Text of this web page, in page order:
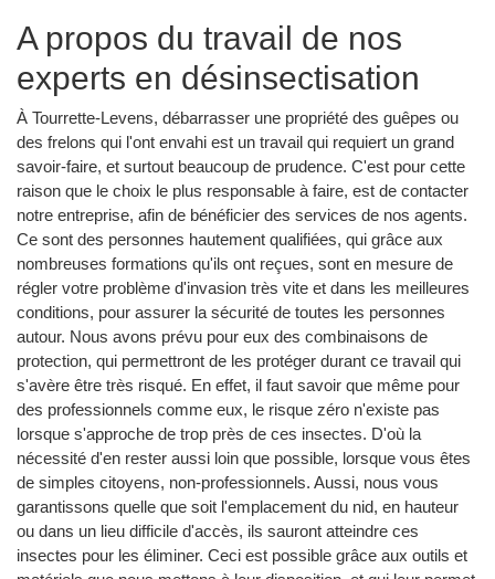
A propos du travail de nos
experts en désinsectisation
À Tourrette-Levens, débarrasser une propriété des guêpes ou
des frelons qui l'ont envahi est un travail qui requiert un grand
savoir-faire, et surtout beaucoup de prudence. C'est pour cette
raison que le choix le plus responsable à faire, est de contacter
notre entreprise, afin de bénéficier des services de nos agents.
Ce sont des personnes hautement qualifiées, qui grâce aux
nombreuses formations qu'ils ont reçues, sont en mesure de
régler votre problème d'invasion très vite et dans les meilleures
conditions, pour assurer la sécurité de toutes les personnes
autour. Nous avons prévu pour eux des combinaisons de
protection, qui permettront de les protéger durant ce travail qui
s'avère être très risqué. En effet, il faut savoir que même pour
des professionnels comme eux, le risque zéro n'existe pas
lorsque s'approche de trop près de ces insectes. D'où la
nécessité d'en rester aussi loin que possible, lorsque vous êtes
de simples citoyens, non-professionnels. Aussi, nous vous
garantissons quelle que soit l'emplacement du nid, en hauteur
ou dans un lieu difficile d'accès, ils sauront atteindre ces
insectes pour les éliminer. Ceci est possible grâce aux outils et